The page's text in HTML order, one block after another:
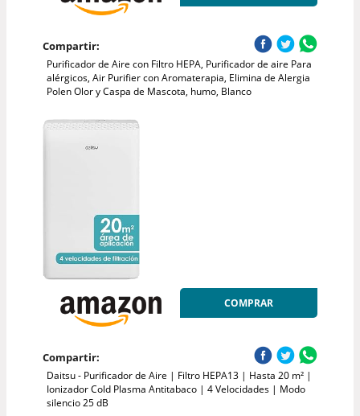
Compartir:
Purificador de Aire con Filtro HEPA, Purificador de aire Para
alérgicos, Air Purifier con Aromaterapia, Elimina de Alergia
Polen Olor y Caspa de Mascota, humo, Blanco
COMPRAR
Compartir:
Daitsu - Purificador de Aire | Filtro HEPA13 | Hasta 20 m² |
Ionizador Cold Plasma Antitabaco | 4 Velocidades | Modo
silencio 25 dB